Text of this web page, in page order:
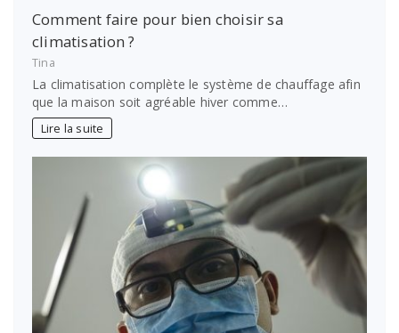
Comment faire pour bien choisir sa
climatisation ?
Tina
La climatisation complète le système de chauffage afin
que la maison soit agréable hiver comme…
Lire la suite